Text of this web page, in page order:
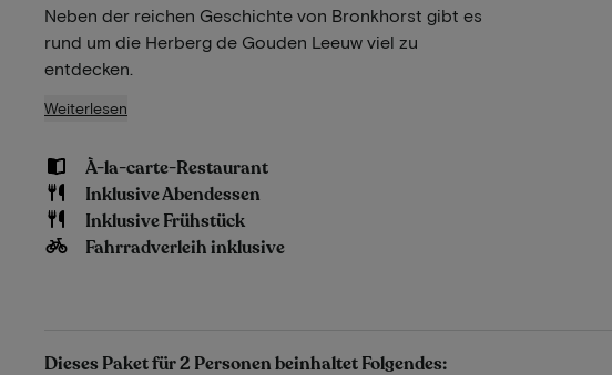
Neben der reichen Geschichte von Bronkhorst gibt es
rund um die Herberg de Gouden Leeuw viel zu
entdecken.
Weiterlesen
À-la-carte-Restaurant
Inklusive Abendessen
Inklusive Frühstück
Fahrradverleih inklusive
Dieses Paket für 2 Personen beinhaltet Folgendes: